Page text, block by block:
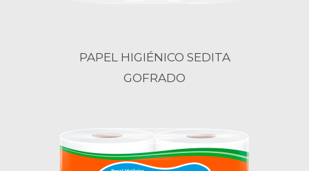
PAPEL HIGIÉNICO SEDITA
GOFRADO